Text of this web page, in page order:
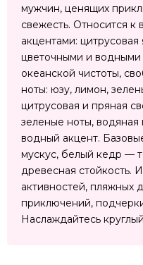
мужчин, ценящих
свежесть. Относится
акцентами: цитрусовая
цветочными и
океанской чистоты,
ноты: юзу, лимон,
цитрусовая и пряная
зеленые ноты,
водный акцент.
мускус, белый кедр —
древесная стойкость.
активностей, пляжных
приключений,
Наслаждайтесь